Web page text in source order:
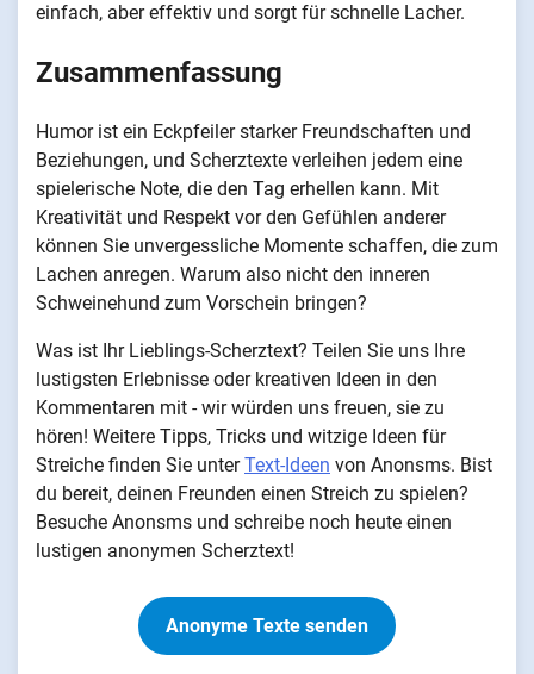
einfach, aber effektiv und sorgt für schnelle Lacher.
Zusammenfassung
Humor ist ein Eckpfeiler starker Freundschaften und
Beziehungen, und Scherztexte verleihen jedem eine
spielerische Note, die den Tag erhellen kann. Mit
Kreativität und Respekt vor den Gefühlen anderer
können Sie unvergessliche Momente schaffen, die zum
Lachen anregen. Warum also nicht den inneren
Schweinehund zum Vorschein bringen?
Was ist Ihr Lieblings-Scherztext? Teilen Sie uns Ihre
lustigsten Erlebnisse oder kreativen Ideen in den
Kommentaren mit - wir würden uns freuen, sie zu
hören! Weitere Tipps, Tricks und witzige Ideen für
Streiche finden Sie unterText-Ideen von Anonsms. Bist
du bereit, deinen Freunden einen Streich zu spielen?
Besuche Anonsms und schreibe noch heute einen
lustigen anonymen Scherztext!
Anonyme Texte senden